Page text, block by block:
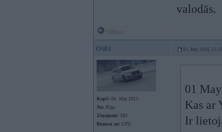
valodās.
OS83 01. May 2016,
Kopš: 06. Mar 2013
No: Rīga
Ziņojumi: 183
Braucu ar: GTG
01
Kas ar
Ir